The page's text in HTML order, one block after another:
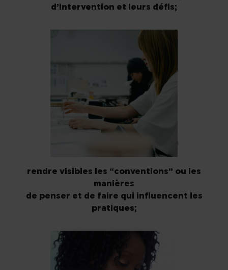
d’intervention et leurs défis;
rendre visibles les “conventions” ou les
manières
de penser et de faire qui influencent les
pratiques;